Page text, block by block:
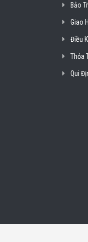
Bảo
Giao
Điều
Thỏa
Qui